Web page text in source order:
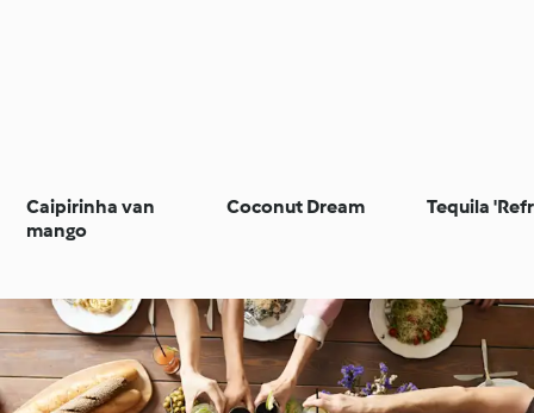
Caipirinha van
mango
Coconut Dream Tequila